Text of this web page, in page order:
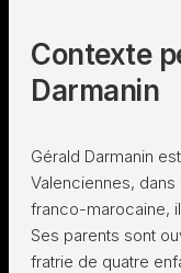
Contexte
Darmanin
Gérald Darmanin
Valenciennes, dans
franco-marocaine,
Ses parents sont
fratrie de quatre